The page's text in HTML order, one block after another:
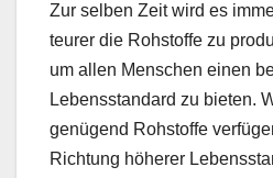
Zur selben Zeit wird es
teurer die Rohstoffe zu
um allen Menschen einen
Lebensstandard zu bieten.
genügend Rohstoffe
Richtung höherer